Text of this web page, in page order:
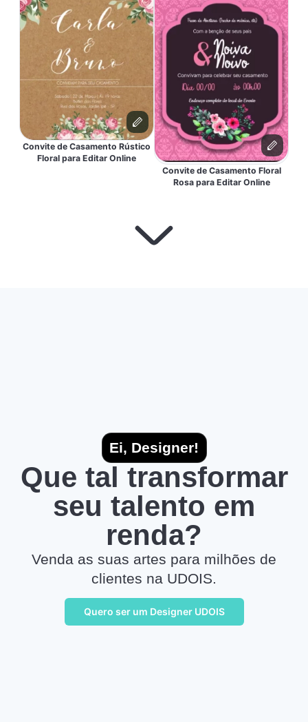
Convite de Casamento Rústico
Floral para Editar Online
Convite de Casamento Floral
Rosa para Editar Online
Ei, Designer!
Que tal transformar
seu talento em
renda?
Venda as suas artes para milhões de
clientes na UDOIS.
Quero ser um Designer UDOIS